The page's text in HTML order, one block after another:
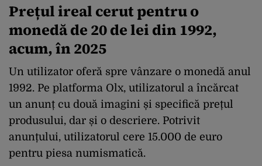
Prețul ireal cerut pentru o
monedă de 20 de lei din 1992,
acum, în 2025
Un utilizator oferă spre vânzare o monedă anul
1992. Pe platforma Olx, utilizatorul a încărcat
un anunț cu două imagini și specifică prețul
produsului, dar și o descriere. Potrivit
anunțului, utilizatorul cere 15.000 de euro
pentru piesa numismatică.